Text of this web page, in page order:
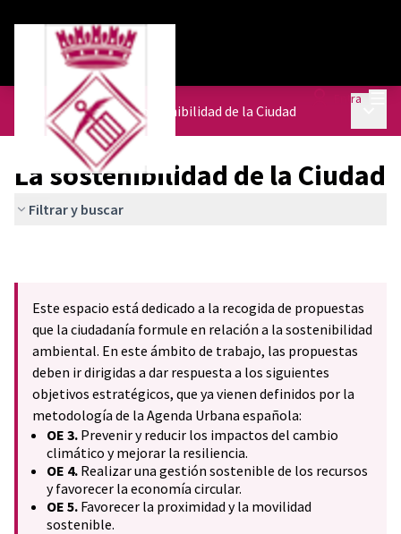
Entra
Agenda Urbana/ La sostenibilidad de la Ciudad
La sostenibilidad de la Ciudad
Filtrar y buscar
Este espacio está dedicado a la recogida de propuestas
que la ciudadanía formule en relación a la sostenibilidad
ambiental. En este ámbito de trabajo, las propuestas
deben ir dirigidas a dar respuesta a los siguientes
objetivos estratégicos, que ya vienen definidos por la
metodología de la Agenda Urbana española:
OE 3. Prevenir y reducir los impactos del cambio
climático y mejorar la resiliencia.
OE 4. Realizar una gestión sostenible de los recursos
y favorecer la economía circular.
OE 5. Favorecer la proximidad y la movilidad
sostenible.